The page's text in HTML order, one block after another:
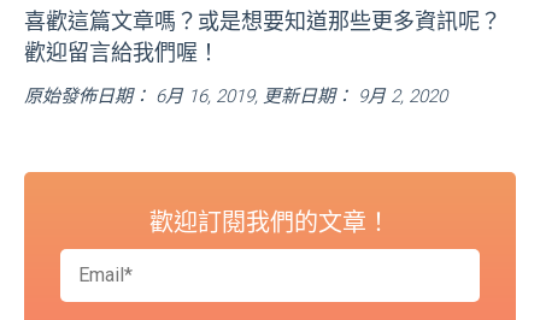
喜歡這篇文章嗎？或是想要知道那些更多資訊呢？
歡迎留言給我們喔！
原始發佈日期： 6月 16, 2019, 更新日期： 9月 2, 2020
歡迎訂閱我們的文章！